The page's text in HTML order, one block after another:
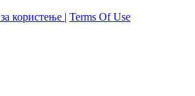
користење | Terms Of Use